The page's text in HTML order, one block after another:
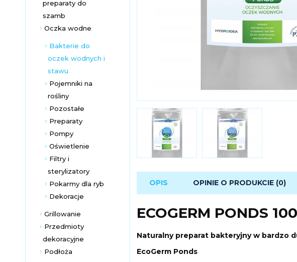
preparaty do
szamb
Oczka wodne
Bakterie do
oczek wodnych i
stawu
Pojemniki na
rośliny
Pozostałe
Preparaty
Pompy
Oświetlenie
Filtry i
sterylizatory
Pokarmy dla ryb
Dekoracje
Grillowanie
Przedmioty
dekoracyjne
Podłoża
OPIS OPINIE O PRODUKCIE (0)
ECOGERM PONDS
Naturalny preparat bakteryjny w bardzo
EcoGerm Ponds